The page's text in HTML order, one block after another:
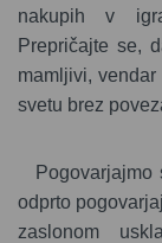
nakupih v
Prepričajte se,
mamljivi,
svetu brez
odprto
zaslonom